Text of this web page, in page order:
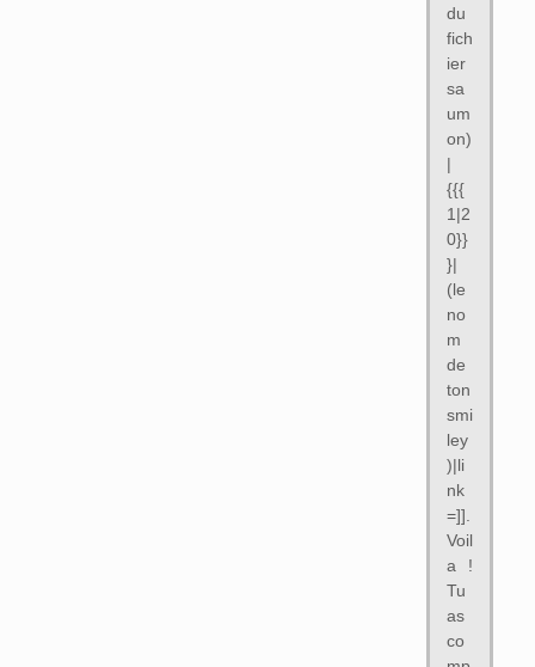
du
fich
ier
sa
um
on)
|
{{{
1|2
0}}
}|
(le
no
m
de
ton
smi
ley
)|li
nk
=]].
Voil
a !
Tu
as
co